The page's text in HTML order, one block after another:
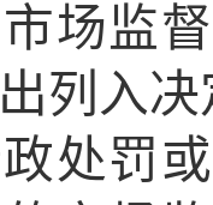
市场监
列入
处罚